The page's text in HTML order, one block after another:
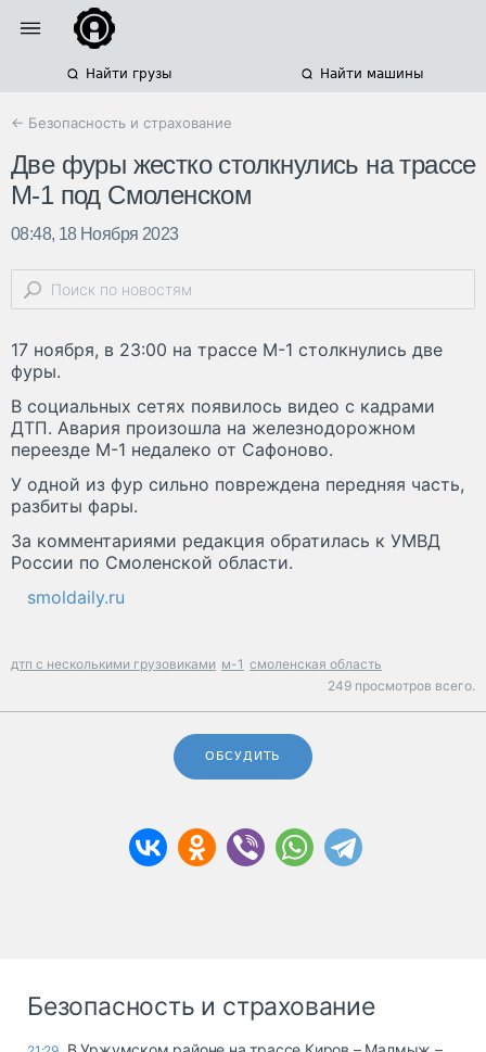
Найти грузы Найти машины
← Безопасность и страхование
Две фуры жестко столкнулись на трассе
М-1 под Смоленском
08:48, 18 Ноября 2023
17 ноября, в 23:00 на трассе М-1 столкнулись две
фуры.
В социальных сетях появилось видео с кадрами
ДТП. Авария произошла на железнодорожном
переезде М-1 недалеко от Сафоново.
У одной из фур сильно повреждена передняя часть,
разбиты фары.
За комментариями редакция обратилась к УМВД
России по Смоленской области.
smoldaily.ru
дтп с несколькими грузовиками м-1 смоленская область
249 просмотров всего.
ОБСУДИТЬ
Безопасность и страхование